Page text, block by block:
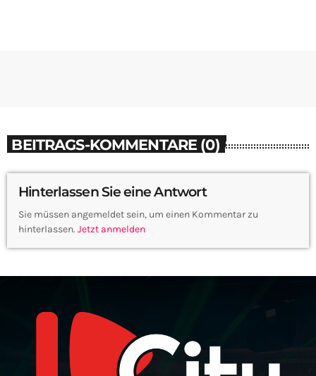
BEITRAGS-KOMMENTARE (0)
Hinterlassen Sie eine Antwort
Sie müssen angemeldet sein, um einen Kommentar zu
hinterlassen. Jetzt anmelden